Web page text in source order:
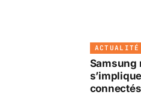
ACTUALITÉ
Samsung
connectés